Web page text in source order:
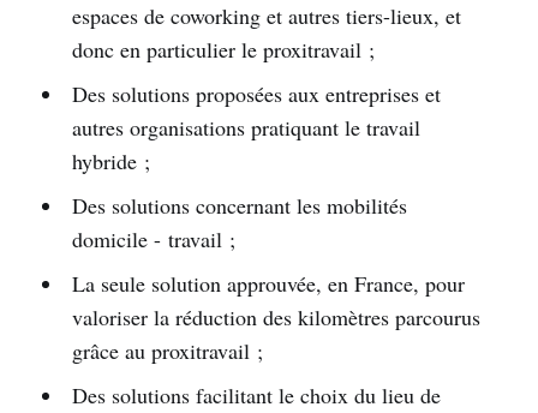
espaces de coworking et autres tiers-lieux, et
donc en particulier le proxitravail ;
Des solutions proposées aux entreprises et
autres organisations pratiquant le travail
hybride ;
Des solutions concernant les mobilités
domicile - travail ;
La seule solution approuvée, en France, pour
valoriser la réduction des kilomètres parcourus
grâce au proxitravail ;
Des solutions facilitant le choix du lieu de